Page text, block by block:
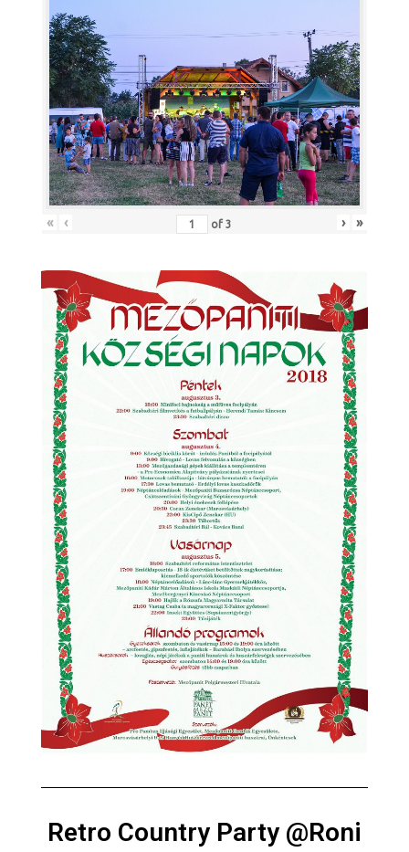
« ‹ of3 › »
Retro Country Party @Roni